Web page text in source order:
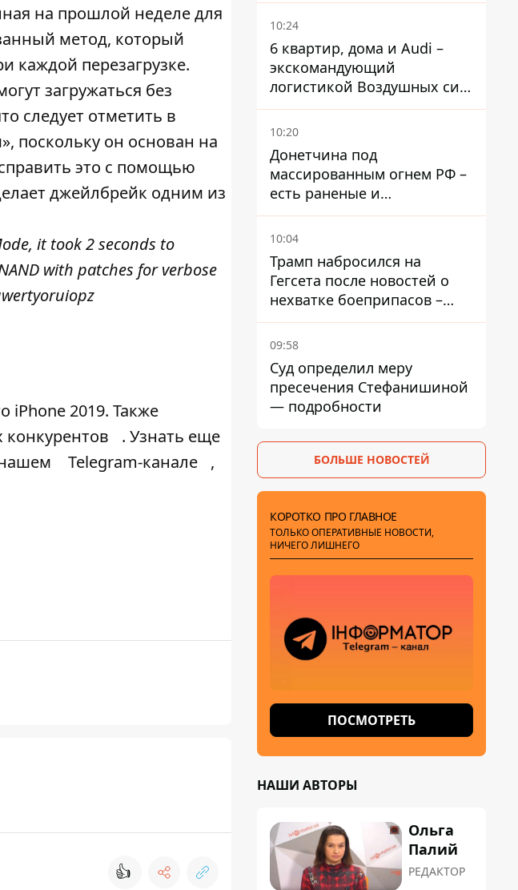
на прошлой неделе для
метод, который
каждой перезагрузке.
загружаться без
следует отметить в
поскольку он основан на
это с помощью
джейлбрейк одним из
it took 2 seconds to
with patches for verbose
iPhone 2019. Также
. Узнать еще
Telegram-канале
,
👍
10:24
6 квартир, дома и Audi –
экскомандующий
логистикой Воздушных сил
ВСУ получил новое
подозрение
10:20
Донетчина под
массированным огнем РФ –
есть раненые и
масштабные разрушения
10:04
Трамп набросился на
Гегсета после новостей о
нехватке боеприпасов –
требовал объяснений
09:58
Суд определил меру
пресечения Стефанишиной
— подробности
БОЛЬШЕ НОВОСТЕЙ
КОРОТКО ПРО ГЛАВНОЕ
ТОЛЬКО ОПЕРАТИВНЫЕ НОВОСТИ,
НИЧЕГО ЛИШНЕГО
ПОСМОТРЕТЬ
НАШИ АВТОРЫ
Ольга
Палий
РЕДАКТОР